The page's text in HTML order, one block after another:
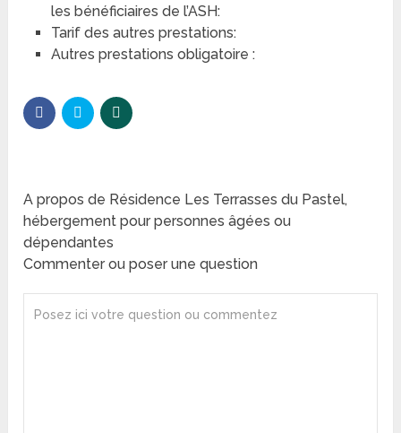
les bénéficiaires de l’ASH:
Tarif des autres prestations:
Autres prestations obligatoire :
A propos de Résidence Les Terrasses du Pastel,
hébergement pour personnes âgées ou
dépendantes
Commenter ou poser une question